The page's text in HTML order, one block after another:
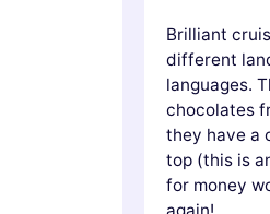
Brilliant
different
languages.
chocolates
they have a
top (this is
for money
again!